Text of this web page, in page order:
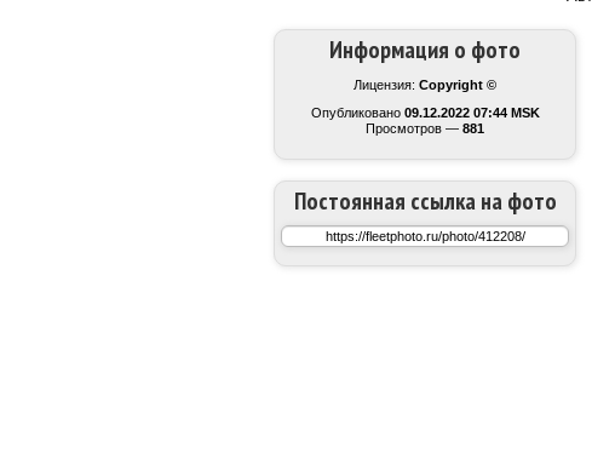
Информация о фото
Лицензия: Copyright ©
Опубликовано 09.12.2022 07:44 MSK
Просмотров — 881
Постоянная ссылка на фото